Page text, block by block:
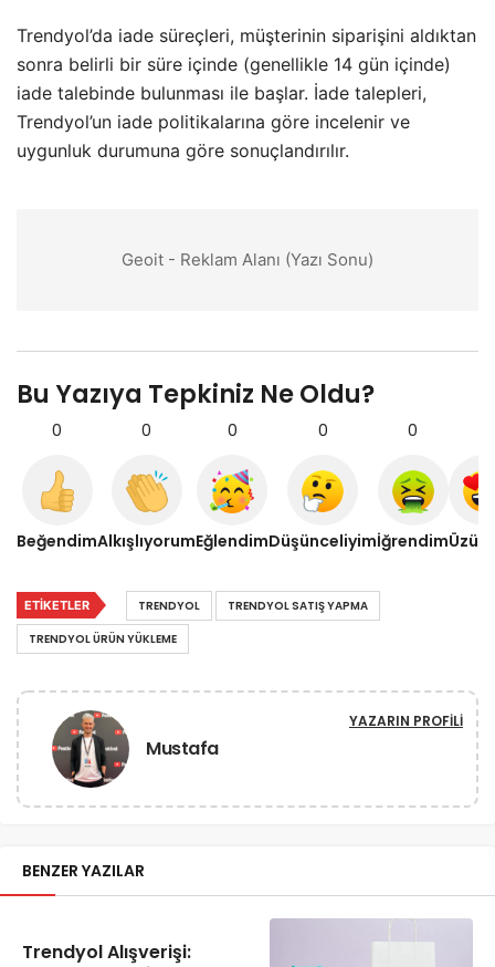
Trendyol’da iade süreçleri, müşterinin siparişini aldıktan
sonra belirli bir süre içinde (genellikle 14 gün içinde)
iade talebinde bulunması ile başlar. İade talepleri,
Trendyol’un iade politikalarına göre incelenir ve
uygunluk durumuna göre sonuçlandırılır.
Geoit - Reklam Alanı (Yazı Sonu)
Bu Yazıya Tepkiniz Ne Oldu?
0
Beğendim
0
Alkışlıyorum
0
Eğlendim
0
Düşünceliyim
0
İğrendim
ETIKETLER TRENDYOL
TRENDYOL SATIŞ YAPMA
TRENDYOL ÜRÜN YÜKLEME
Mustafa
YAZARIN PROFILI
BENZER YAZILAR
Trendyol Alışverişi: